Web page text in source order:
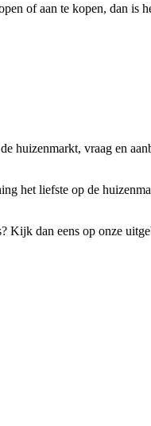
of aan te kopen, dan is
huizenmarkt, vraag en
het liefste op de
Kijk dan eens op onze